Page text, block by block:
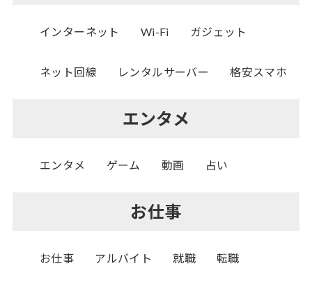
インターネット Wi-Fi ガジェット
ネット回線 レンタルサーバー 格安スマホ
エンタメ
エンタメ ゲーム 動画 占い
お仕事
お仕事 アルバイト 就職 転職